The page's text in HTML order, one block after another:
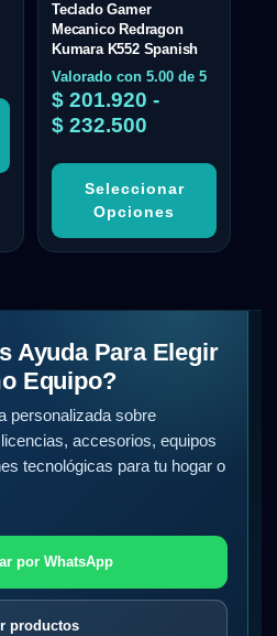
Teclado Gamer
Mecanico Redragon
Kumara K552 Spanish
Valorado con 5.00 de 5
$ 201.920 -
$ 232.500
Seleccionar
Opciones
Ayuda Para Elegir
Equipo?
personalizada sobre
accesorios, equipos
tecnológicas para tu hogar o
por WhatsApp
productos